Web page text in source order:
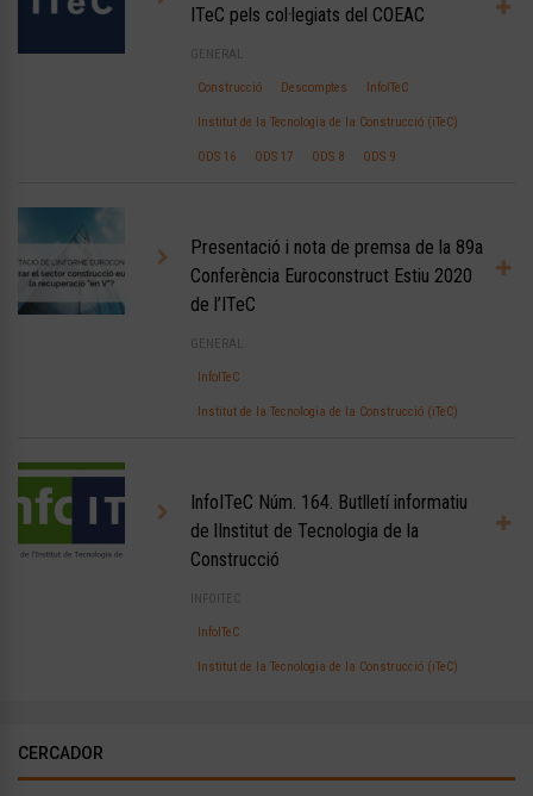
ITeC pels col·legiats del COEAC
GENERAL
Construcció Descomptes InfoITeC
Institut de la Tecnologia de la Construcció (iTeC)
ODS 16 ODS 17 ODS 8 ODS 9
Presentació i nota de premsa de la 89a
Conferència Euroconstruct Estiu 2020
de l’ITeC
GENERAL
InfoITeC
Institut de la Tecnologia de la Construcció (iTeC)
InfoITeC Núm. 164. Butlletí informatiu
de lInstitut de Tecnologia de la
Construcció
InfoITeC
Institut de la Tecnologia de la Construcció (iTeC)
CERCADOR